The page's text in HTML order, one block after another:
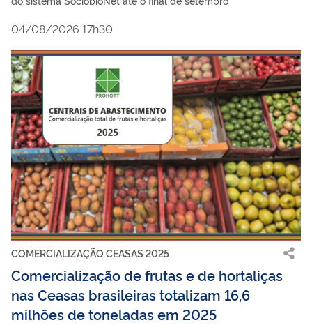
04/08/2026 17h30
COMERCIALIZAÇÃO CEASAS 2025
Comercialização de frutas e de hortaliças
nas Ceasas brasileiras totalizam 16,6
milhões de toneladas em 2025